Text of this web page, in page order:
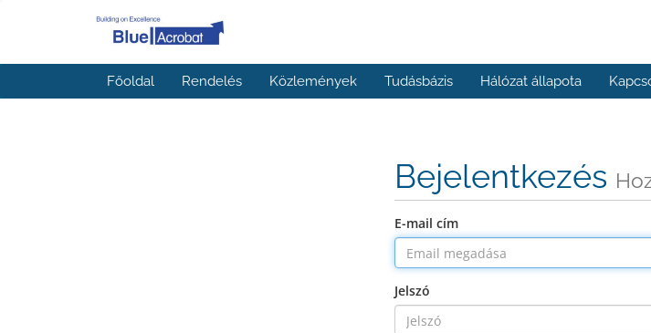
Főoldal Rendelés Közlemények Tudásbázis Hálózat állapota
Bejelentkezés
E-mail cím
Jelszó